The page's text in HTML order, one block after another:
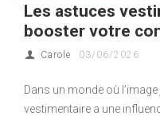
Les astuces
booster votre
Carole 03/06/2026
Dans un monde où
vestimentaire a une